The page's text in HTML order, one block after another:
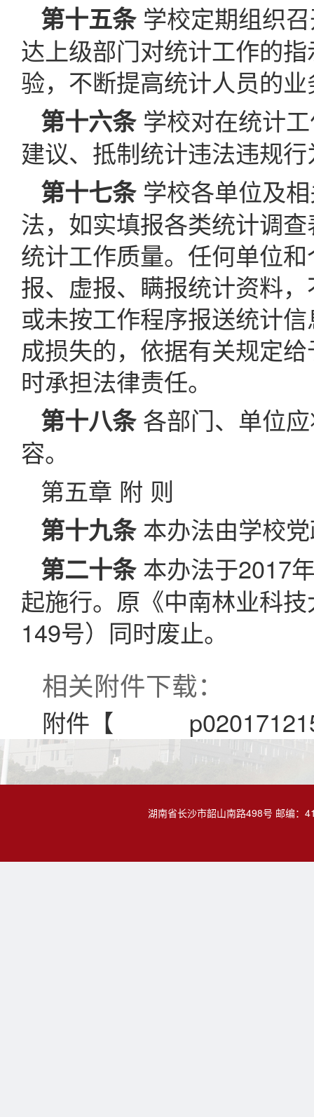
第十五条学校定期组织
达上级部门对统计工作的
验，不断提高统计人员的
第十六条学校对在统计
建议、抵制统计违法违规
第十七条学校各单位及
法，如实填报各类统计调
统计工作质量。任何单位
报、虚报、瞒报统计资料
或未按工作程序报送统计
成损失的，依据有关规定
时承担法律责任。
第十八条各部门、单位
容。
第五章 附 则
第十九条本办法由学校
第二十条本办法于2017
起施行。原《中南林业科
149号）同时废止。
相关附件下载：
附件【
湖南省长沙市韶山南路498号 邮编